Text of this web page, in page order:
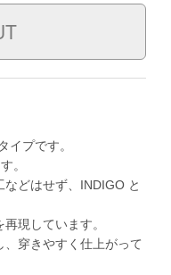
イプです。
。
どはせず、INDIGO と
現しています。
穿きやすく仕上がって